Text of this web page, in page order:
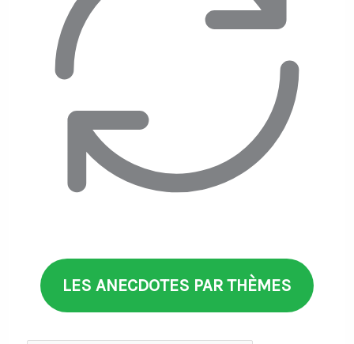
LES ANECDOTES PAR THÈMES